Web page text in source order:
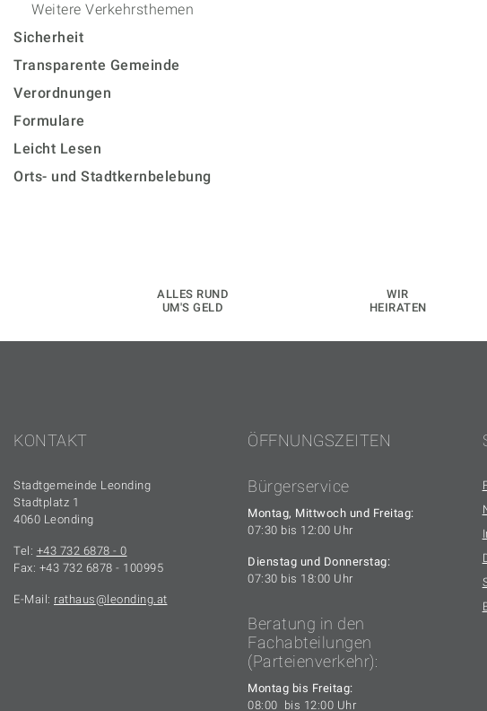
Weitere Verkehrsthemen
Sicherheit
Transparente Gemeinde
Verordnungen
Formulare
Leicht Lesen
Orts- und Stadtkernbelebung
ALLES RUND
UM'S GELD
WIR
HEIRATEN
KONTAKT
Stadtgemeinde Leonding
Stadtplatz 1
4060 Leonding
Tel: +43 732 6878 - 0
Fax: +43 732 6878 - 100995
E-Mail: rathaus leonding.at
ÖFFNUNGSZEITEN
Bürgerservice
Montag, Mittwoch und Freitag:
07:30 bis 12:00 Uhr
Dienstag und Donnerstag:
07:30 bis 18:00 Uhr
Beratung in den
Fachabteilungen
(Parteienverkehr):
Montag bis Freitag:
08:00 bis 12:00 Uhr